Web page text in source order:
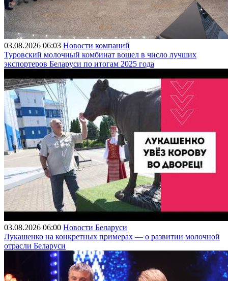
03.08.2026 06:03 Новости компаний
Туровский молочный комбинат вошел в число лучших
экспортеров Беларуси по итогам 2025 года
03.08.2026 06:00 Новости Беларуси
Лукашенко на конкретных примерах — о развитии молочной
отрасли Беларуси